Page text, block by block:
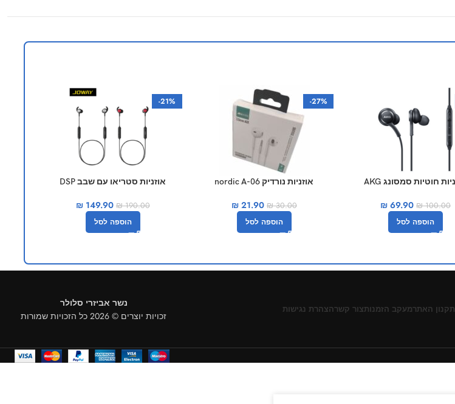
אוזניות ‏חוטיות סמסונג AKG
₪100.00
₪ 69.90
הוספה לסל
-27%
אוזניות נורדיק nordic A-06
₪30.00
₪21.90
הוספה לסל
-21%
אוזניות סטריאו עם שבב DSP
₪190.00
₪149.90
הוספה לסל
תקנון האתרמעקב הזמנותצור קשרהצהרת נגישות
נשר אביזרי סלולר
זכויות יוצרים © 2026 כל הזכויות שמורות